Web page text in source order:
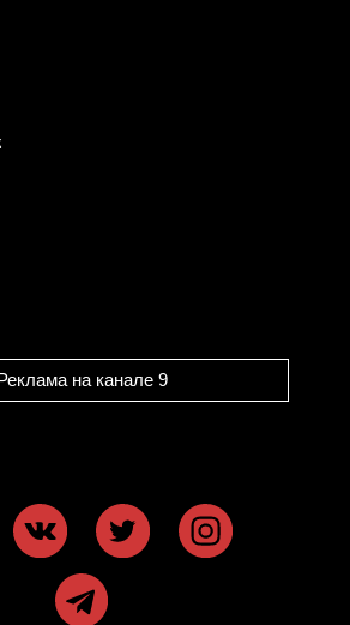
на канале 9